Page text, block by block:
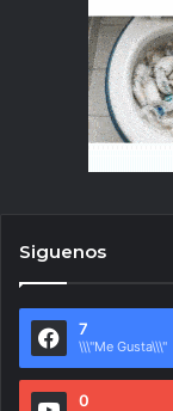
Siguenos
7
\\\"Me Gusta\\\"
0